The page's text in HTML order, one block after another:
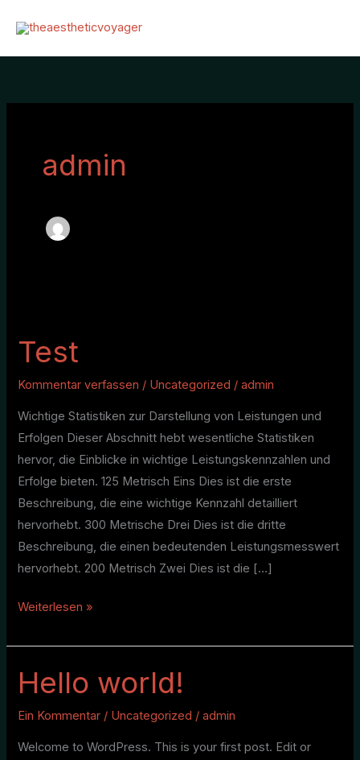
Inhalt
springen
admin
Test
Kommentar verfassen / Uncategorized /admin
Wichtige Statistiken zur Darstellung von Leistungen und
Erfolgen Dieser Abschnitt hebt wesentliche Statistiken
hervor, die Einblicke in wichtige Leistungskennzahlen und
Erfolge bieten. 125 Metrisch Eins Dies ist die erste
Beschreibung, die eine wichtige Kennzahl detailliert
hervorhebt. 300 Metrische Drei Dies ist die dritte
Beschreibung, die einen bedeutenden Leistungsmesswert
hervorhebt. 200 Metrisch Zwei Dies ist die […]
Weiterlesen »
Hello world!
Ein Kommentar / Uncategorized /admin
Welcome to WordPress. This is your first post. Edit or
Hello
world!